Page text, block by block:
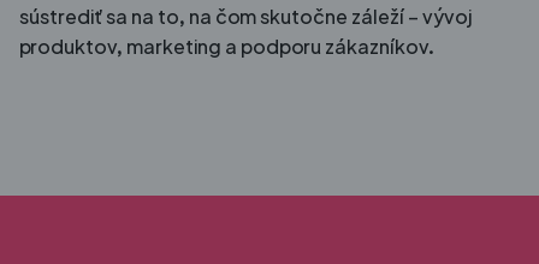
sústrediť sa na to, na čom skutočne záleží – vývoj
produktov, marketing a podporu zákazníkov.